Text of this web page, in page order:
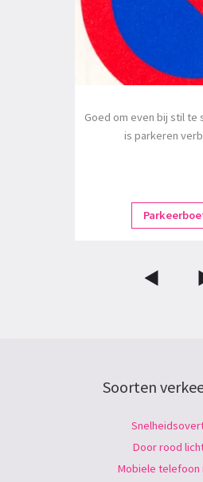
Goed om even bij stil te
is parkeren
Soorten
Door rood
Mobiele telefoon